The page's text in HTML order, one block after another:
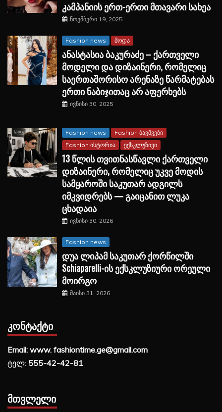
კამპანიის ერთ-ერთი მთავარი სახეა
ნოემბერი 19, 2025
Fashion news მოდა
ანასტასია ბაკურაძე – ქართველი
მოდელი და დიზაინერი, რომელიც
საერთაშორისო არენაზე წარმატებას
ერთი ნაბიჯითაც არ აფერხებს
ივნისი 30, 2025
Fashion news
Fashion ბავშვები
Fashion ისტორია
ექსკლუზივი
13 წლის თვითნასწავლი ქართველი
დიზაინერი, რომელიც უკვე მოდის
სამყაროში საკუთარ ადგილს
იმკვიდრებს — გაიცანით ლუკა
ცხადაია
ივნისი 30, 2026
Fashion news
დუა ლიპამ საკუთარ ქორწილში
Schiaparelli-ის ექსკლუზიური ორეული
მოირგო
მაისი 31, 2026
ᲙᲝᲜᲢᲐᲥᲢᲘ
Email: www. fashiontime.ge@gmail.com
ტელ: 555-42-42-81
ᲛᲗᲕᲚᲔᲚᲘ